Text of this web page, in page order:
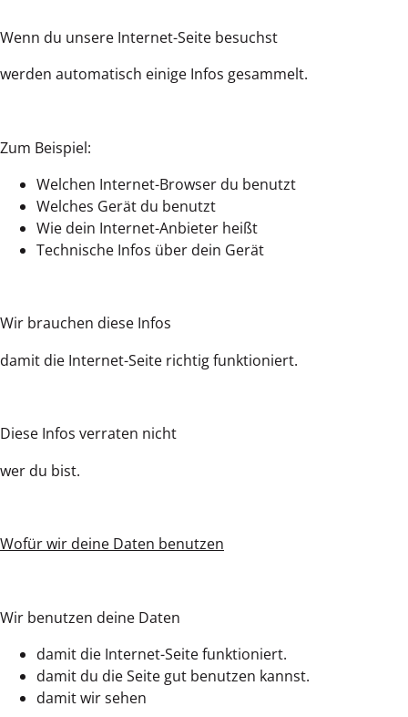
Wenn du unsere Internet-Seite besuchst
werden automatisch einige Infos gesammelt.
Zum Beispiel:
Welchen Internet-Browser du benutzt
Welches Gerät du benutzt
Wie dein Internet-Anbieter heißt
Technische Infos über dein Gerät
Wir brauchen diese Infos
damit die Internet-Seite richtig funktioniert.
Diese Infos verraten nicht
wer du bist.
Wofür wir deine Daten benutzen
Wir benutzen deine Daten
damit die Internet-Seite funktioniert.
damit du die Seite gut benutzen kannst.
damit wir sehen